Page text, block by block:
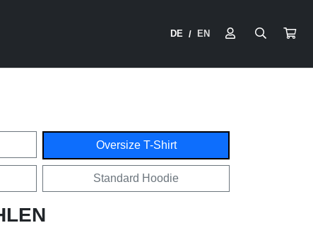
DE / EN
Oversize T-Shirt
Standard Hoodie